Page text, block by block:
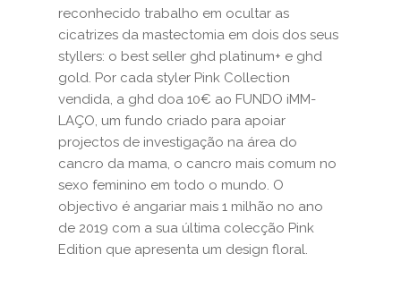
reconhecido trabalho em ocultar as
cicatrizes da mastectomia em dois dos seus
styllers: o best seller ghd platinum+ e ghd
gold. Por cada styler Pink Collection
vendida, a ghd doa 10€ ao FUNDO iMM-
LAÇO, um fundo criado para apoiar
projectos de investigação na área do
cancro da mama, o cancro mais comum no
sexo feminino em todo o mundo. O
objectivo é angariar mais 1 milhão no ano
de 2019 com a sua última colecção Pink
Edition que apresenta um design floral.